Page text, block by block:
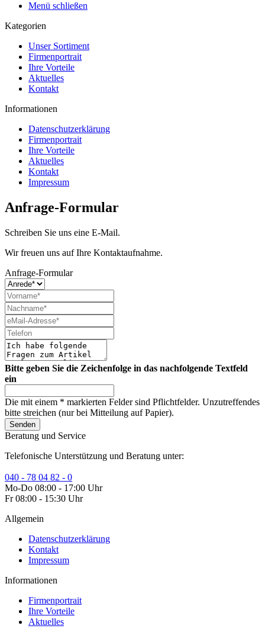
Menü schließen
Kategorien
Unser Sortiment
Firmenportrait
Ihre Vorteile
Aktuelles
Kontakt
Informationen
Datenschutzerklärung
Firmenportrait
Ihre Vorteile
Aktuelles
Kontakt
Impressum
Anfrage-Formular
Schreiben Sie uns eine E-Mail.
Wir freuen uns auf Ihre Kontaktaufnahme.
Anfrage-Formular
Bitte geben Sie die Zeichenfolge in das nachfolgende Textfeld
ein
Die mit einem * markierten Felder sind Pflichtfelder. Unzutreffendes
bitte streichen (nur bei Mitteilung auf Papier).
Senden
Beratung und Service
Telefonische Unterstützung und Beratung unter:
040 - 78 04 82 - 0
Mo-Do 08:00 - 17:00 Uhr
Fr 08:00 - 15:30 Uhr
Allgemein
Datenschutzerklärung
Kontakt
Impressum
Informationen
Firmenportrait
Ihre Vorteile
Aktuelles